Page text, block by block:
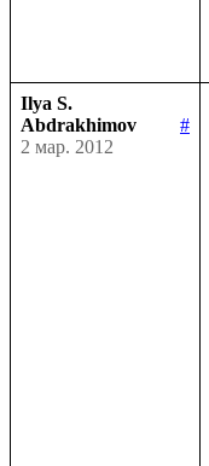
Ilya S.
Abdrakhimov
#
2 мар. 2012